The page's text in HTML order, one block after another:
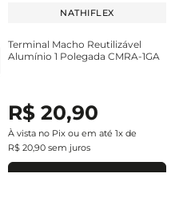
NATHIFLEX
Terminal Macho Reutilizável
Alumínio 1 Polegada CMRA-1GA
R$ 20,90
À vista no Pix ou em até 1x de
R$ 20,90 sem juros